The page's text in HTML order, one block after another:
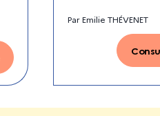
ParEmilie THÉVENET